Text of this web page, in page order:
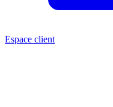
Espace client